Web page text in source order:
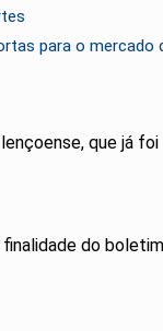
para o mercado
que já
do